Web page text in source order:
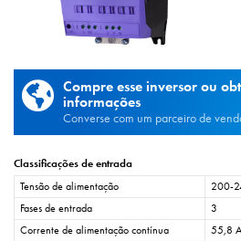
Compre esse inversor ou
informações
Converse com um parceiro de
Classificações de entrada
Tensão de alimentação
200-
Fases de entrada
3
Corrente de alimentação contínua
55,8 A